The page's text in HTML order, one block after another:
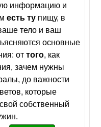
информацию и
есть ту пищу, в
тело и ваш
основные
оттого, как
зачем нужны
до важности
которые
собственный